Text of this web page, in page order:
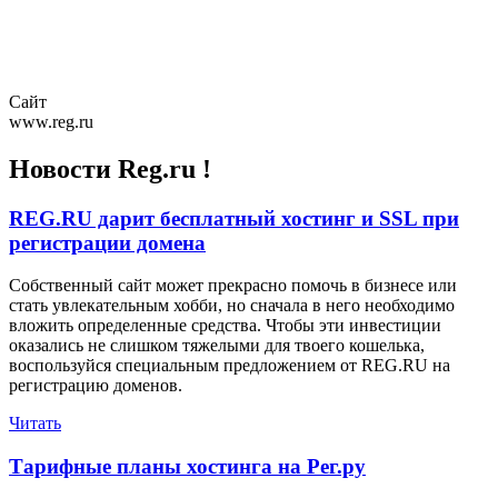
Сайт
www.reg.ru
Новости Reg.ru !
REG.RU дарит бесплатный хостинг и SSL при
регистрации домена
Собственный сайт может прекрасно помочь в бизнесе или
стать увлекательным хобби, но сначала в него необходимо
вложить определенные средства. Чтобы эти инвестиции
оказались не слишком тяжелыми для твоего кошелька,
воспользуйся специальным предложением от REG.RU на
регистрацию доменов.
Читать
Тарифные планы хостинга на Рег.ру